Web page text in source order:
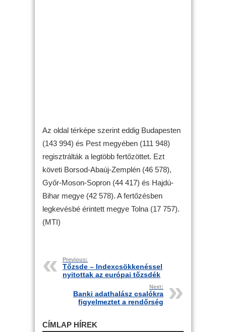
Az oldal térképe szerint eddig Budapesten
(143 994) és Pest megyében (111 948)
regisztrálták a legtöbb fertőzöttet. Ezt
követi Borsod-Abaúj-Zemplén (46 578),
Győr-Moson-Sopron (44 417) és Hajdú-
Bihar megye (42 578). A fertőzésben
legkevésbé érintett megye Tolna (17 757).
(MTI)
Previous:
Tőzsde – Indexcsökkenéssel
nyitottak az európai tőzsdék
Next:
Banki adathalász csalókra
figyelmeztet a rendőrség
CÍMLAP HÍREK